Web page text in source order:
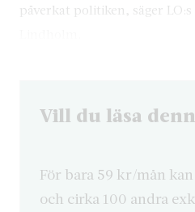
påverkat politiken, säger
Vill du läsa
För bara 59 kr/mån
och cirka 100 andra